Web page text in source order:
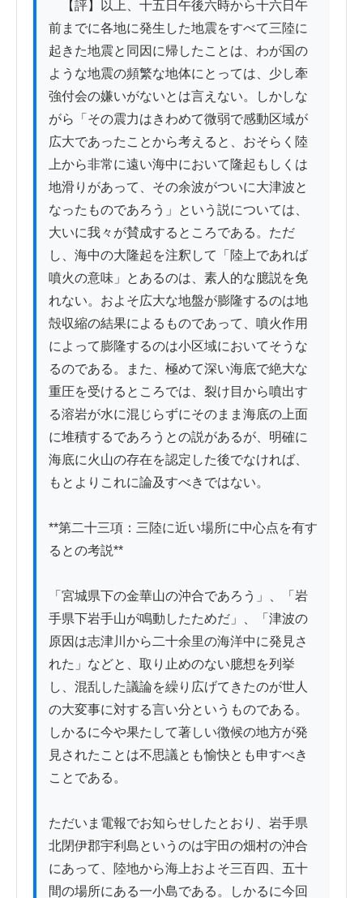
【評】以上、十五日午後六時から十六日午
前までに各地に発生した地震をすべて三陸に
起きた地震と同因に帰したことは、わが国の
ような地震の頻繁な地体にとっては、少し牽
強付会の嫌いがないとは言えない。しかしな
がら「その震力はきわめて微弱で感動区域が
広大であったことから考えると、おそらく陸
上から非常に遠い海中において隆起もしくは
地滑りがあって、その余波がついに大津波と
なったものであろう」という説については、
大いに我々が賛成するところである。ただ
し、海中の大隆起を注釈して「陸上であれば
噴火の意味」とあるのは、素人的な臆説を免
れない。およそ広大な地盤が膨隆するのは地
殻収縮の結果によるものであって、噴火作用
によって膨隆するのは小区域においてそうな
るのである。また、極めて深い海底で絶大な
重圧を受けるところでは、裂け目から噴出す
る溶岩が水に混じらずにそのまま海底の上面
に堆積するであろうとの説があるが、明確に
海底に火山の存在を認定した後でなければ、
もとよりこれに論及すべきではない。
**第二十三項：三陸に近い場所に中心点を有す
るとの考説**
「宮城県下の金華山の沖合であろう」、「岩
手県下岩手山が鳴動したためだ」、「津波の
原因は志津川から二十余里の海洋中に発見さ
れた」などと、取り止めのない臆想を列挙
し、混乱した議論を繰り広げてきたのが世人
の大変事に対する言い分というものである。
しかるに今や果たして著しい徴候の地方が発
見されたことは不思議とも愉快とも申すべき
ことである。
ただいま電報でお知らせしたとおり、岩手県
北閉伊郡宇利島というのは宇田の畑村の沖合
にあって、陸地から海上およそ三百四、五十
間の場所にある一小島である。しかるに今回